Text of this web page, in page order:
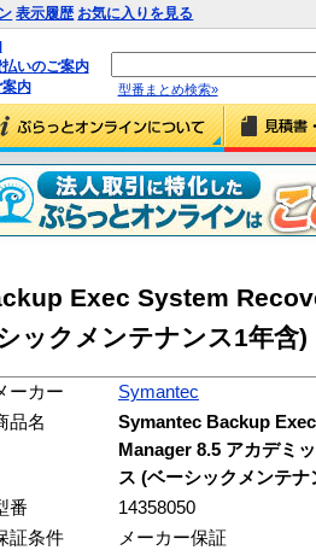
表示履歴 お気に入りを見る
いのご案内
内
型番まとめ検索»
Exec System
ックメンテナンス1年含
ーカー
Symantec
品名
Symantec Backup
Manager 8.5 アカデミ
ス (ベーシックメンテ
番
14358050
証条件
メーカー保証